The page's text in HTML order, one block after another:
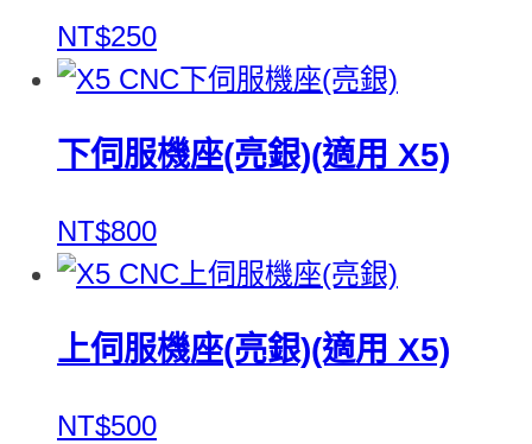
NT$250
下伺服機座(亮銀)(適用 X5)
NT$800
上伺服機座(亮銀)(適用 X5)
NT$500